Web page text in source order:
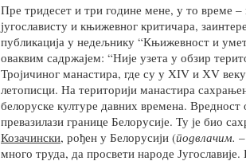
Пре тридесет и три године мене, у то време
југослависту и књижевног критичара,
публикација у недељнику “Књижевност и
оваквим садржајем: “Није узета у обзир
Тројичиног манастира, где су у ХІV и ХV
летописци. На територији манастира
белоруске културе давних времена. Вредност
превазилази границе Белорусије. Ту је био
Козачински, рођен у Белорусији (подвлачим. –
много труда, да просвети народе